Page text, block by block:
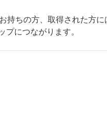
持ちの方、取得された方に
プにつながります。